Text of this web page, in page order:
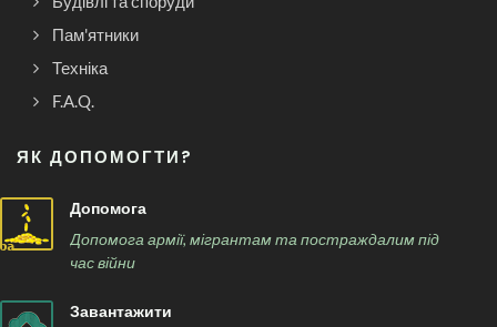
Пам'ятники
Техніка
F.A.Q.
ЯК ДОПОМОГТИ?
Допомога
Допомога армії, мігрантам та постраждалим під
час війни
Завантажити